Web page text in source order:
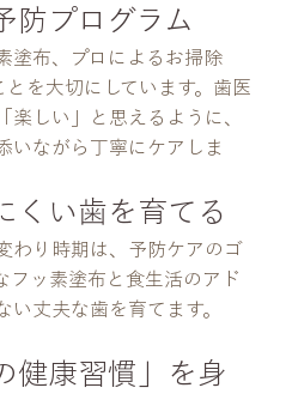
防プログラム
塗布、プロによるお掃除
とを大切にしています。歯医
楽しい」と思えるように、
いながら丁寧にケアしま
くい歯を育てる
わり時期は、予防ケアのゴ
フッ素塗布と食生活のアド
丈夫な歯を育てます。
健康習慣」を身